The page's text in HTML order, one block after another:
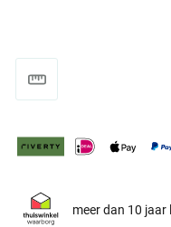
meer dan 10